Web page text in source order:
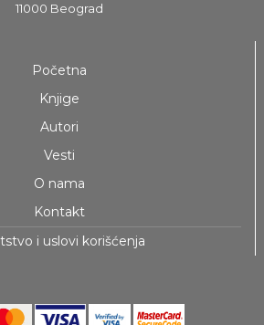
11000 Beograd
Početna
Knjige
Autori
Vesti
O nama
Kontakt
i uslovi korišćenja